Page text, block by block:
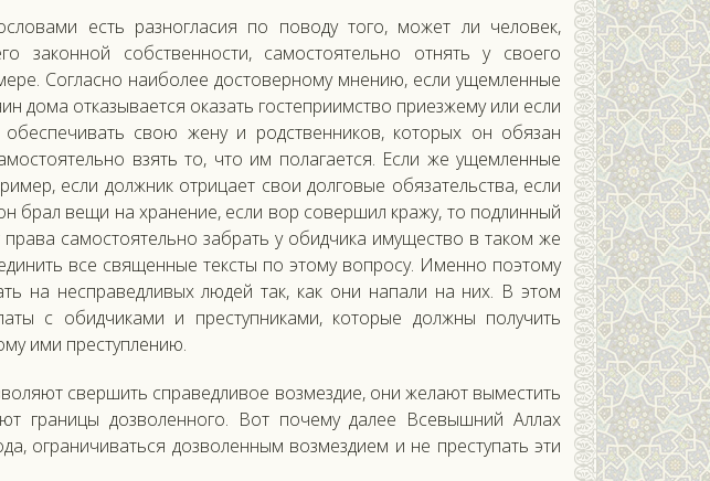
есть разногласия по поводу того, может ли человек,
законной собственности, самостоятельно отнять у своего
Согласно наиболее достоверному мнению, если ущемленные
дома отказывается оказать гостеприимство приезжему или если
обеспечивать свою жену и родственников, которых он обязан
взять то, что им полагается. Если же ущемленные
если должник отрицает свои долговые обязательства, если
брал вещи на хранение, если вор совершил кражу, то подлинный
самостоятельно забрать у обидчика имущество в таком же
все священные тексты по этому вопросу. Именно поэтому
на несправедливых людей так, как они напали на них. В этом
с обидчиками и преступниками, которые должны получить
ими преступлению.
свершить справедливое возмездие, они желают выместить
границы дозволенного. Вот почему далее Всевышний Аллах
ограничиваться дозволенным возмездием и не преступать эти